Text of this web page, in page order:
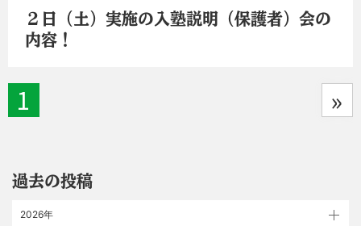
２日（土）実施の入塾説明（保護者）会の
内容！
1 »
過去の投稿
2026年